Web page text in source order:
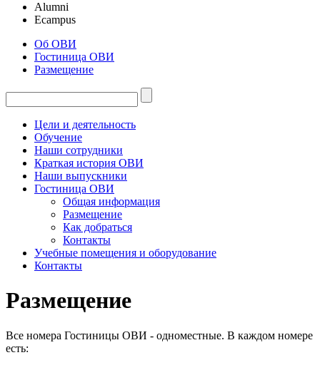
Alumni
Ecampus
Об ОВИ
Гостиница ОВИ
Размещение
Цели и деятельность
Обучение
Наши сотрудники
Краткая история ОВИ
Наши выпускники
Гостиница ОВИ
Общая информация
Размещение
Как добраться
Контакты
Учебные помещения и оборудование
Контакты
Размещение
Все номера Гостиницы ОВИ - одноместные. В каждом номере
есть: